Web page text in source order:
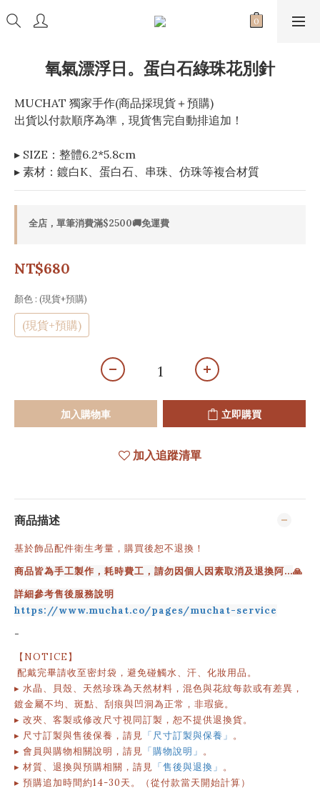
氧氣漂浮日。蛋白石綠珠花別針
MUCHAT 獨家手作(商品採現貨＋預購)
出貨以付款順序為準，現貨售完自動排追加！
▸ SIZE：整體6.2*5.8cm
▸ 素材：鍍白K、蛋白石、串珠、仿珠等複合材質
全店，單筆消費滿$2500🚚免運費
NT$680
顏色 : (現貨+預購)
(現貨+預購)
加入購物車 立即購買
加入追蹤清單
商品描述
基於飾品配件衛生考量，購買後恕不退換！
商品皆為手工製作，耗時費工，請勿因個人因素取消及退換阿...🙏
詳細參考售後服務說明
https://www.muchat.co/pages/muchat-service
-
【NOTICE】
配戴完畢請收至密封袋，避免碰觸水、汗、化妝用品。
▸ 水晶、貝殼、天然珍珠為天然材料，混色與花紋每款或有差異，
鍍金屬不均、斑點、刮痕與凹洞為正常，非瑕疵。
▸ 改夾、客製或修改尺寸視同訂製，恕不提供退換貨。
▸ 尺寸訂製與售後保養，請見 「尺寸訂製與保養」 。
▸ 會員與購物相關說明 ，請見 「購物說明」 。
▸ 材質、退換與預購相關，請見 「售後與退換」 。
▸ 預購追加時間約14-30天。（從付款當天開始計算）